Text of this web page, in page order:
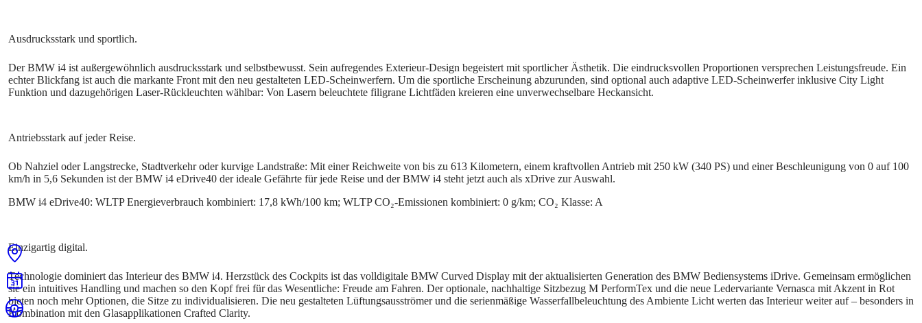
Der BMW i4 ist außergewöhnlich ausdrucksstark und selbstbewusst. Sein aufregendes Exterieur‑Design begeistert mit sportlicher Ästhetik. Die eindrucksvollen Proportionen versprechen Leistungsfreude. Ein
echter Blickfang ist auch die markante Front mit den neu gestalteten LED‑Scheinwerfern. Um die sportliche Erscheinung abzurunden, sind optional auch adaptive LED‑Scheinwerfer inklusive City Light
Funktion und dazugehörigen Laser‑Rückleuchten wählbar: Von Lasern beleuchtete filigrane Lichtfäden kreieren eine unverwechselbare Heckansicht.
Ob Nahziel oder Langstrecke, Stadtverkehr oder kurvige Landstraße: Mit einer Reichweite von bis zu 613 Kilometern, einem kraftvollen Antrieb mit 250 kW (340 PS) und einer Beschleunigung von 0 auf 100
km/h in 5,6 Sekunden ist der BMW i4 eDrive40 der ideale Gefährte für jede Reise und der BMW i4 steht jetzt auch als xDrive zur Auswahl.
BMW i4 eDrive40: WLTP Energieverbrauch kombiniert: 17,8 kWh/100 km; WLTP CO₂‑Emissionen kombiniert: 0 g/km; CO₂ Klasse: A
Technologie dominiert das Interieur des BMW i4. Herzstück des Cockpits ist das volldigitale BMW Curved Display mit der aktualisierten Generation des BMW Bediensystems iDrive. Gemeinsam ermöglichen
sie ein intuitives Handling und machen so den Kopf frei für das Wesentliche: Freude am Fahren. Der optionale, nachhaltige Sitzbezug M PerformTex und die neue Ledervariante Vernasca mit Akzent in Rot
bieten noch mehr Optionen, die Sitze zu individualisieren. Die neu gestalteten Lüftungsausströmer und die serienmäßige Wasserfallbeleuchtung des Ambiente Licht werten das Interieur weiter auf – besonders in
Kombination mit den Glasapplikationen Crafted Clarity.